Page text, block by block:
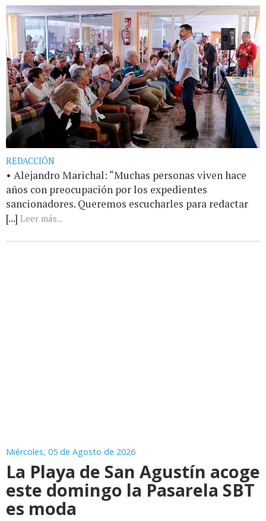
REDACCIÓN
• Alejandro Marichal: “Muchas personas viven hace
años con preocupación por los expedientes
sancionadores. Queremos escucharles para redactar
[...] Leer más...
Miércoles, 05 de Agosto de 2026
La Playa de San Agustín acoge
este domingo la Pasarela SBT
es moda